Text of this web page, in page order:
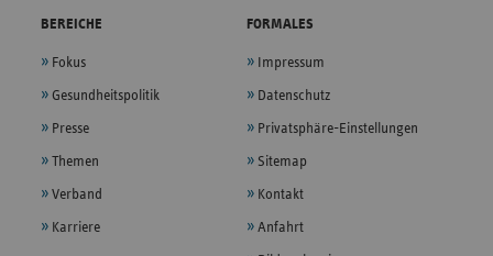
BEREICHE
Fokus
Gesundheitspolitik
Presse
Themen
Verband
Karriere
FORMALES
Impressum
Datenschutz
Privatsphäre-Einstellungen
Sitemap
Kontakt
Anfahrt